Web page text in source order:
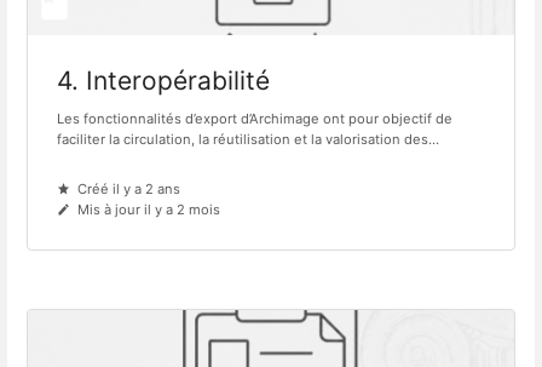
4. Interopérabilité
Les fonctionnalités d’export d’Archimage ont pour objectif de
faciliter la circulation, la réutilisation et la valorisation des...
Créé il y a 2 ans
Mis à jour il y a 2 mois